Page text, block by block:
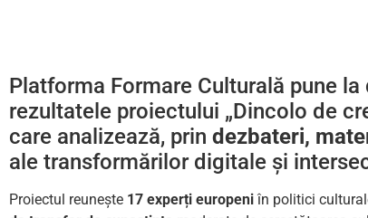
Platforma Formare Culturală pune
rezultatele proiectului „Dincolo de
care analizează, prin dezbateri,
ale transformărilor digitale și
Proiectul reunește 17 experți europeni în politici